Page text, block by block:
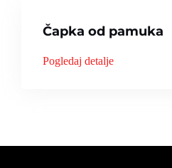
Čapka od pamuka
Pogledaj detalje